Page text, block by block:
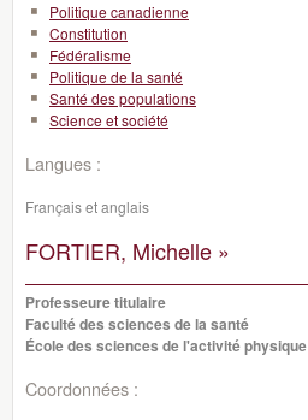
Politique canadienne
Constitution
Fédéralisme
Politique de la santé
Santé des populations
Science et société
Langues :
Français et anglais
FORTIER, Michelle »
Professeure titulaire
Faculté des sciences de la santé
École des sciences de l'activité physique
Coordonnées :